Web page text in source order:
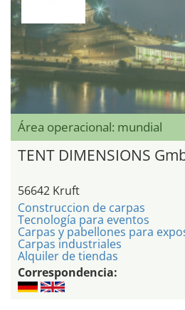
Área operacional: mundial
TENT DIMENSIONS
56642 Kruft
Construccion de carpas
Tecnología para eventos
Carpas y pabellones para
Carpas industriales
Alquiler de tiendas
Correspondencia: